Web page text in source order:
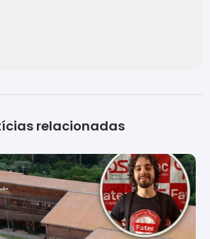
relacionadas